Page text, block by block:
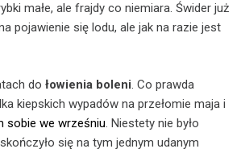
małe, ale frajdy co niemiara. Świder już
pojawienie się lodu, ale jak na razie jest
do łowienia boleni. Co prawda
kiepskich wypadów na przełomie maja i
sobie we wrześniu. Niestety nie było
się na tym jednym udanym